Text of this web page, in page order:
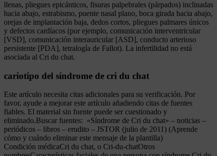
llenas, pliegues epicánticos, fisuras palpebrales (párpados) inclinadas
hacia abajo, estrabismo, puente nasal plano, boca girada hacia abajo,
orejas de implantación baja, dedos cortos, pliegues palmares únicos
y defectos cardíacos (por ejemplo, comunicación interventricular
[VSD], comunicación interauricular [ASD], conducto arterioso
persistente [PDA], tetralogía de Fallot). La infertilidad no está
asociada al Cri du chat.
cariotipo del síndrome de cri du chat
Este artículo necesita citas adicionales para su verificación. Por
favor, ayude a mejorar este artículo añadiendo citas de fuentes
fiables. El material sin fuente puede ser cuestionado y
eliminado.Buscar fuentes: «Síndrome de Cri du chat» – noticias –
periódicos – libros – erudito – JSTOR (julio de 2011) (Aprende
cómo y cuándo eliminar este mensaje de la plantilla)
Condición médicaCri du chat, o Cri-du-chatOtros